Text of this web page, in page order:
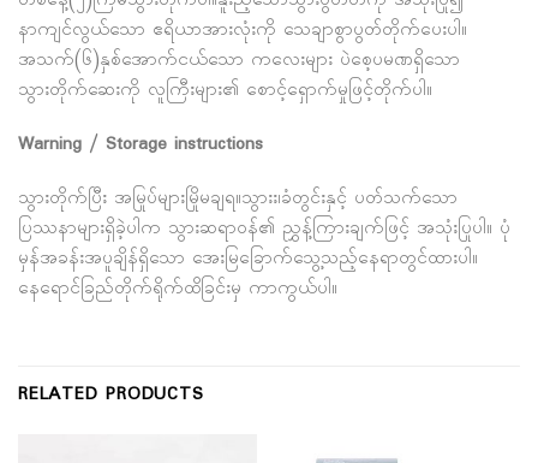
နာကျင်လွယ်သော ဧရိယာအားလုံးကို သေချာစွာပွတ်တိုက်ပေးပါ။
အသက်(၆)နှစ်အောက်ငယ်သော ကလေးများ ပဲစေ့ပမဏရှိသော
သွားတိုက်ဆေးကို လူကြီးများ၏ စောင့်ရှောက်မှုဖြင့်တိုက်ပါ။
Warning / Storage instructions
သွားတိုက်ပြီး အမြုပ်များမြိုမချရ။သွားး၊ခံတွင်းနှင့် ပတ်သက်သော
ပြဿနာများရှိခဲ့ပါက သွားဆရာ၀န်၏ ညွှန့်ကြားချက်ဖြင့် အသုံးပြုပါ။ ပုံ
မှန်အခန်းအပူချိန်ရှိသော အေးမြခြောက်သွေ့သည့်နေရာတွင်ထားပါ။
နေရောင်ခြည်တိုက်ရိုက်ထိခြင်းမှ ကာကွယ်ပါ။
RELATED PRODUCTS